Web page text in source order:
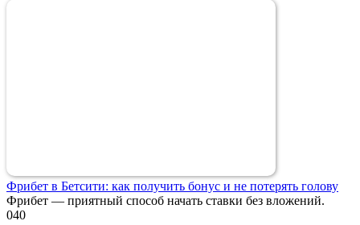
Фрибет в Бетсити: как получить бонус и не потерять голову
Фрибет — приятный способ начать ставки без вложений.
040